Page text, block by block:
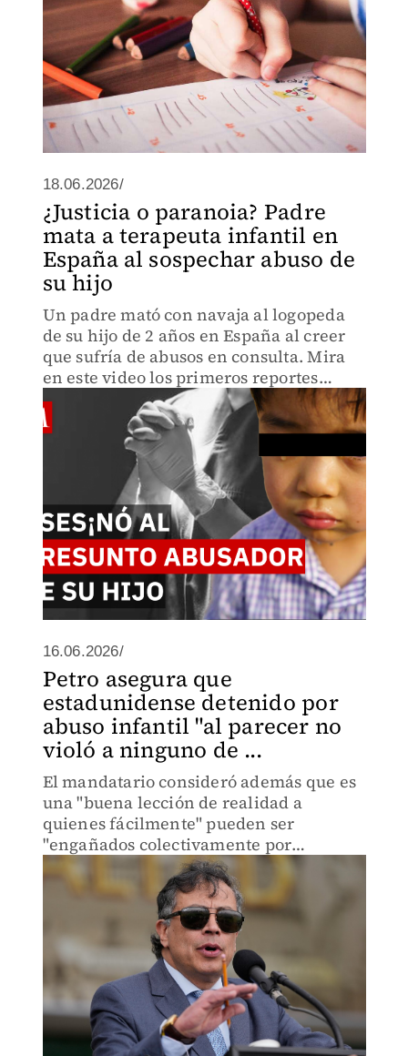
18.06.2026/
¿Justicia o paranoia? Padre
mata a terapeuta infantil en
España al sospechar abuso de
su hijo
Un padre mató con navaja al logopeda
de su hijo de 2 años en España al creer
que sufría de abusos en consulta. Mira
en este video los primeros reportes
policiales de la investigación de este
impactante crimen.
16.06.2026/
Petro asegura que
estadunidense detenido por
abuso infantil "al parecer no
violó a ninguno de ...
El mandatario consideró además que es
una "buena lección de realidad a
quienes fácilmente" pueden ser
"engañados colectivamente por
imágenes que no concuerdan con la
realidad".